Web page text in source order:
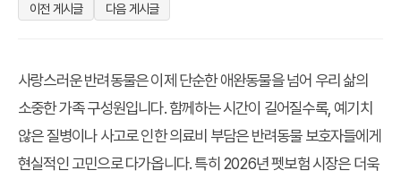
이전 게시글
다음 게시글
사랑스러운 반려동물은 이제 단순한 애완동물을 넘어 우리 삶의
소중한 가족 구성원입니다. 함께하는 시간이 길어질수록, 예기치
않은 질병이나 사고로 인한 의료비 부담은 반려동물 보호자들에게
현실적인 고민으로 다가옵니다. 특히 2026년 펫보험시장은 더욱